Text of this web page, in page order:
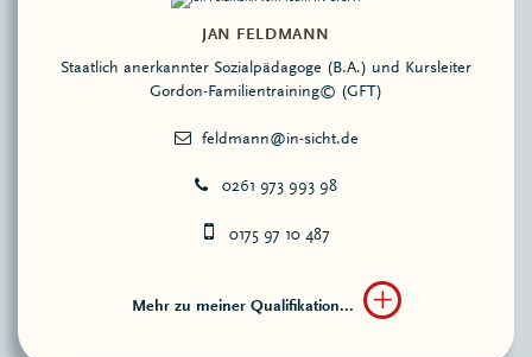
JAN FELDMANN
Staatlich anerkannter Sozialpädagoge (B.A.) und Kursleiter
Gordon-Familientraining© (GFT)
0261 973 993 98
0175 97 10 487
Mehr zu meiner Qualifikation...